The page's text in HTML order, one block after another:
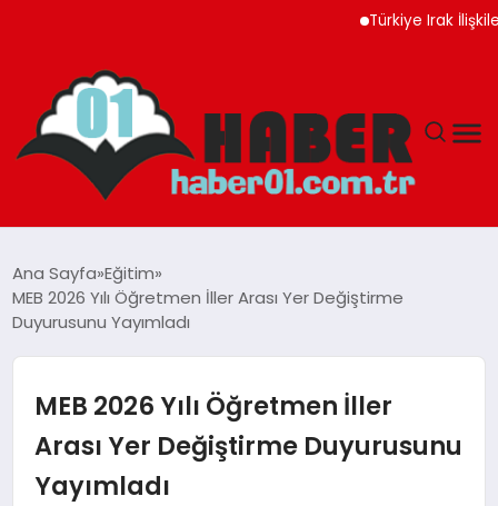
Türkiye Irak İlişkileri
MAGAZIN
Ana Sayfa Eğitim
MEB 2026 Yılı Öğretmen İller Arası Yer Değiştirme
Duyurusunu Yayımladı
MEB 2026 Yılı Öğretmen İller
Arası Yer Değiştirme Duyurusunu
Yayımladı